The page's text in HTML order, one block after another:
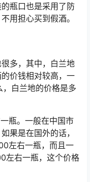
瓶口也是采用了防
用担心买到假酒。
多，其中，白兰地
价钱相对较高，一
白兰地的价格是多
瓶。一般在中国市
果是在国外的话，
左右一瓶，而且一
左右一瓶，这个价格